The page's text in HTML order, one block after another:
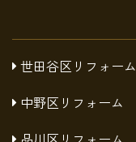
世田谷区リフォーム
中野区リフォーム